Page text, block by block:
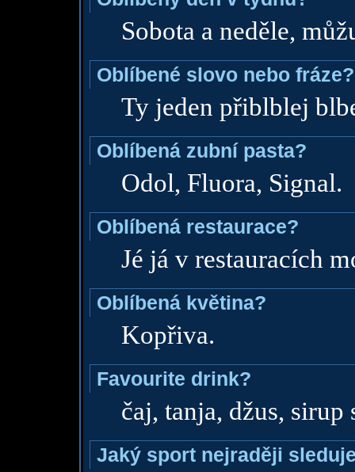
Sobota a neděle,
Oblíbené slovo nebo fráze?
Ty jeden přiblblej
Oblíbená zubní pasta?
Odol, Fluora, Signal.
Oblíbená restaurace?
Jé já v restauracích
Oblíbená květina?
Kopřiva.
Favourite drink?
čaj, tanja, džus, sirup
Jaký sport nejraději